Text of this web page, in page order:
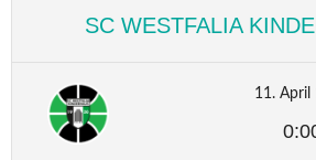
SC WESTFALIA
11. April